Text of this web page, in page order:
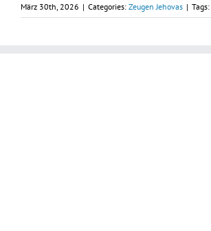
März 30th, 2026 | Categories: Zeugen Jehovas | Tags: